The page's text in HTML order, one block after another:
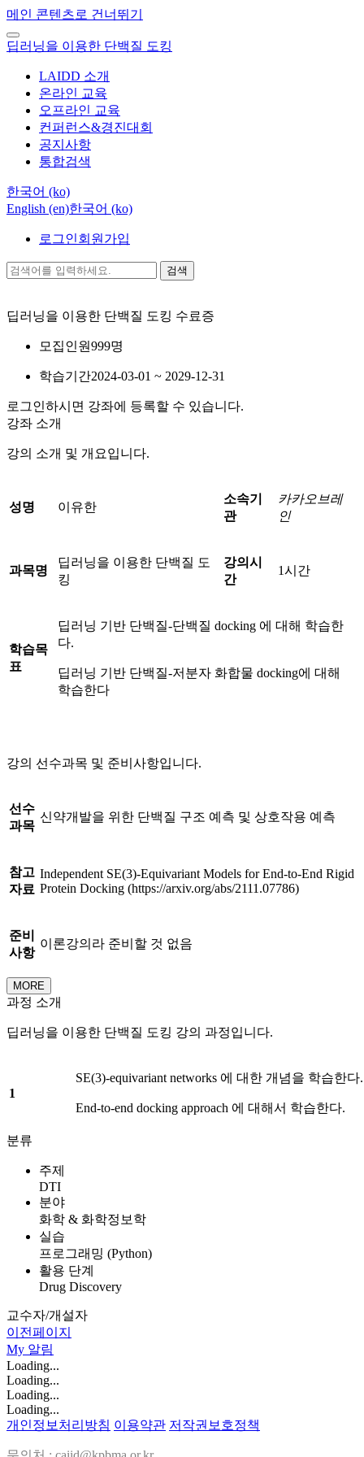
메인 콘텐츠로 건너뛰기
딥러닝을 이용한 단백질 도킹
LAIDD 소개
온라인 교육
오프라인 교육
컨퍼런스&경진대회
공지사항
통합검색
한국어 ‎(ko)‎
English ‎(en)‎한국어 ‎(ko)‎
로그인회원가입
검색
딥러닝을 이용한 단백질 도킹 수료증
모집인원999명
학습기간2024-03-01 ~ 2029-12-31
로그인하시면 강좌에 등록할 수 있습니다.
강좌 소개
강의 소개 및 개요입니다.
성명 이유한
소속기
관
카카오브레
인
과목명
딥러닝을 이용한 단백질 도
킹
강의시
간
1시간
학습목
표
딥러닝 기반 단백질-단백질 docking 에 대해 학습한
다.
딥러닝 기반 단백질-저분자 화합물 docking에 대해
학습한다
강의 선수과목 및 준비사항입니다.
선수
과목
신약개발을 위한 단백질 구조 예측 및 상호작용 예측
참고
자료
Independent SE(3)-Equivariant Models for End-to-End Rigid
Protein Docking (https://arxiv.org/abs/2111.07786)
준비
사항
이론강의라 준비할 것 없음
MORE
과정 소개
딥러닝을 이용한 단백질 도킹 강의 과정입니다.
1
SE(3)-equivariant networks 에 대한 개념을 학습한다.
End-to-end docking approach 에 대해서 학습한다.
분류
주제
DTI
분야
화학 & 화학정보학
실습
프로그래밍 (Python)
활용 단계
Drug Discovery
교수자/개설자
이전페이지
My 알림
Loading...
Loading...
Loading...
Loading...
개인정보처리방침 이용약관 저작권보호정책